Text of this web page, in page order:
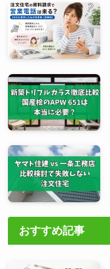
おすすめ記事